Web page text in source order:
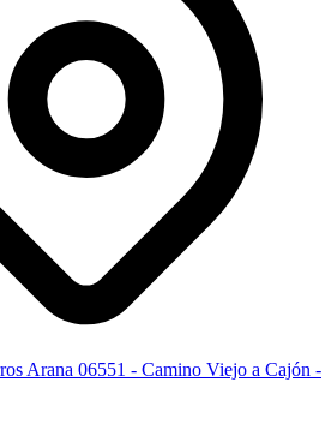
Arana 06551 - Camino Viejo a Cajón -